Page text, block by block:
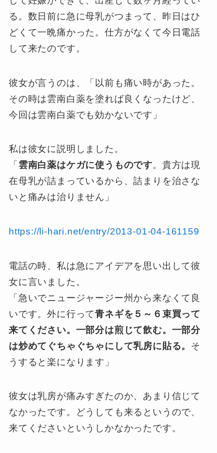
る。数日前に急に母乳がつまって、昨日はひ
どくて一晩痛かった。仕方がなくて今日電話
して来たのです。
彼女が言うのは、「以前も痛い時があった。
その時は雲南白薬を塗れば良くなったけど、
今回は雲南白薬でも効かないです」
私は彼女に説明しました。
「 雲南白薬はケガに使うものです。貴方は現
在母乳が詰まっているから、詰まりを治さな
いと痛みは治りません」
https://li-hari.net/entry/2013-01-04-161159
電話の時、私は急にアイデアを思い出して彼
女に言いました。
「急いでニュージャージー州から来なくて良
いです。外に行って青ネギを５～６束買って
来てください。一部分は煎じて飲む。一部分
は炒めてぐちゃぐちゃにして乳房に貼る。 そ
うすると楽になります」
彼女は乳房が痛みすぎたのか、あまり信じて
なかったです。どうしても来るというので、
来てくださいというしかなかったです。